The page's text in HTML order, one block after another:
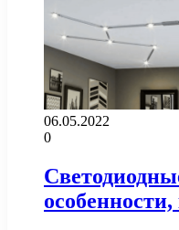
06.05.2022
0